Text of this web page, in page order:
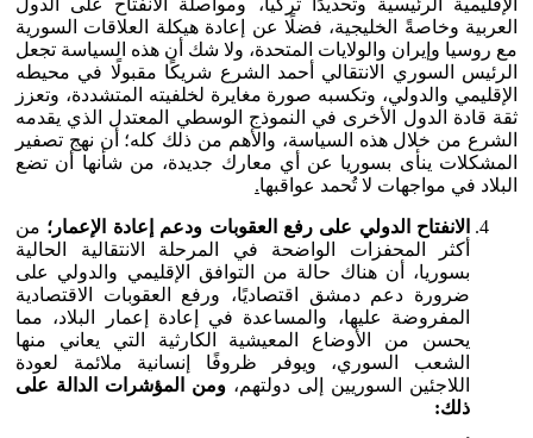
الإقليمية الرئيسية وتحديدًا تركيا، ومواصلة الانفتاح على الدول
العربية وخاصةً الخليجية، فضلًا عن إعادة هيكلة العلاقات السورية
مع روسيا وإيران والولايات المتحدة، ولا شك أن هذه السياسة تجعل
الرئيس السوري الانتقالي أحمد الشرع شريكًا مقبولًا في محيطه
الإقليمي والدولي، وتكسبه صورة مغايرة لخلفيته المتشددة، وتعزز
ثقة قادة الدول الأخرى في النموذج الوسطي المعتدل الذي يقدمه
الشرع من خلال هذه السياسة، والأهم من ذلك كله؛ أن نهج تصفير
المشكلات ينأى بسوريا عن أي معارك جديدة، من شأنها أن تضع
البلاد في مواجهات لا تُحمد عواقبها.
الانفتاح الدولي على رفع العقوبات ودعم إعادة الإعمار؛ من
أكثر المحفزات الواضحة في المرحلة الانتقالية الحالية
بسوريا، أن هناك حالة من التوافق الإقليمي والدولي على
ضرورة دعم دمشق اقتصاديًا، ورفع العقوبات الاقتصادية
المفروضة عليها، والمساعدة في إعادة إعمار البلاد، مما
يحسن من الأوضاع المعيشية الكارثية التي يعاني منها
الشعب السوري، ويوفر ظروفًا إنسانية ملائمة لعودة
اللاجئين السوريين إلى دولتهم، ومن المؤشرات الدالة على
ذلك: